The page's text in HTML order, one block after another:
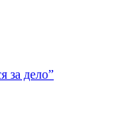
за дело”